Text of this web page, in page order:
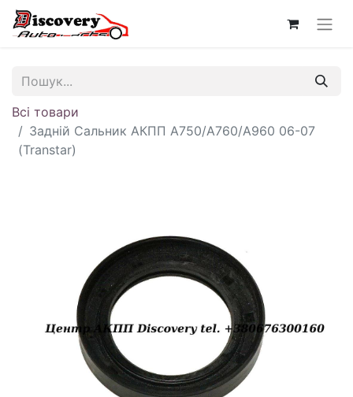
Всі товари
Задній Сальник АКПП A750/A760/A960 06-07
(Transtar)